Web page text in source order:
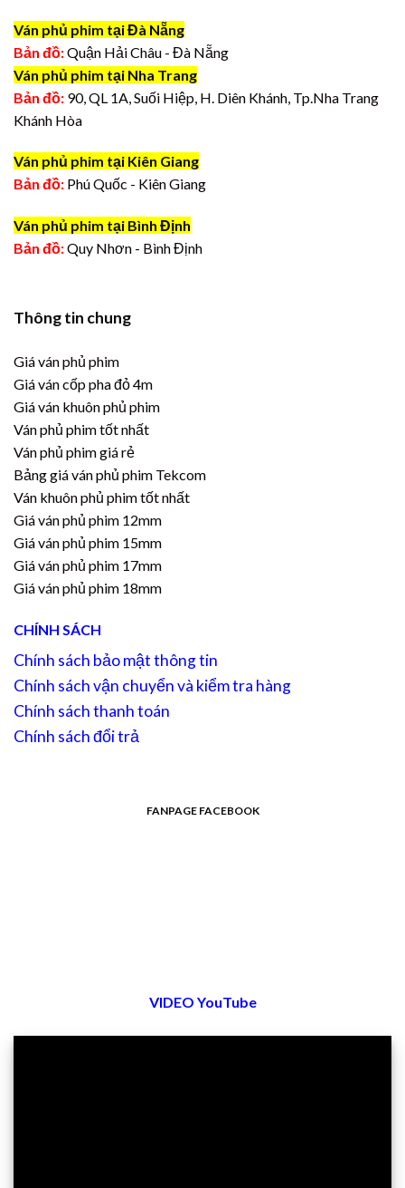
Ván phủ phim tại Đà Nẵng
Bản đồ:Quận Hải Châu - Đà Nẵng
Ván phủ phim tại Nha Trang
Bản đồ: 90, QL 1A, Suối Hiệp, H. Diên Khánh, Tp.Nha Trang
Khánh Hòa
Ván phủ phim tại Kiên Giang
Bản đồ: Phú Quốc - Kiên Giang
Ván phủ phim tại Bình Định
Bản đồ:Quy Nhơn - Bình Định
Thông tin chung
Giá ván phủ phim
Giá ván cốp pha đỏ 4m
Giá ván khuôn phủ phim
Ván phủ phim tốt nhất
Ván phủ phim giá rẻ
Bảng giá ván phủ phim Tekcom
Ván khuôn phủ phim tốt nhất
Giá ván phủ phim 12mm
Giá ván phủ phim 15mm
Giá ván phủ phim 17mm
Giá ván phủ phim 18mm
CHÍNH SÁCH
Chính sách bảo mật thông tin
Chính sách vận chuyển và kiểm tra hàng
Chính sách thanh toán
Chính sách đổi trả
FANPAGE FACEBOOK
VIDEO YouTube